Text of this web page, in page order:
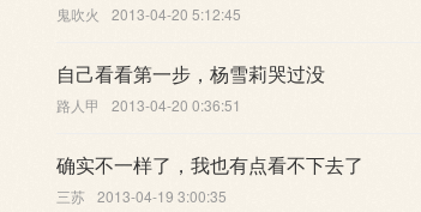
鬼吹火 2013-04-20 5:12:45
自己看看第一步，杨雪莉哭过没
路人甲 2013-04-20 0:36:51
确实不一样了，我也有点看不下去了
三苏 2013-04-19 3:00:35